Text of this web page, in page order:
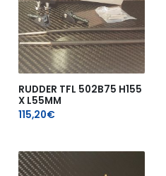
RUDDER TFL 502B75 H155
X L55MM
115,20€